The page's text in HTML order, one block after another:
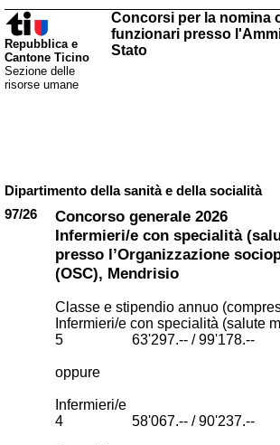
Repubblica e
Cantone Ticino
Sezione delle
risorse umane
Concorsi per la nomina
funzionari presso
Stato
Dipartimento della sanità e della socialità
97/26
Concorso generale 2026
Infermieri/e con specialità
presso l’Organizzazione
(OSC), Mendrisio
Classe e stipendio annuo
Infermieri/e con specialità (salute
5 63'297.-- / 99'178.--
oppure
Infermieri/e
4 58'067.-- / 90'237.--